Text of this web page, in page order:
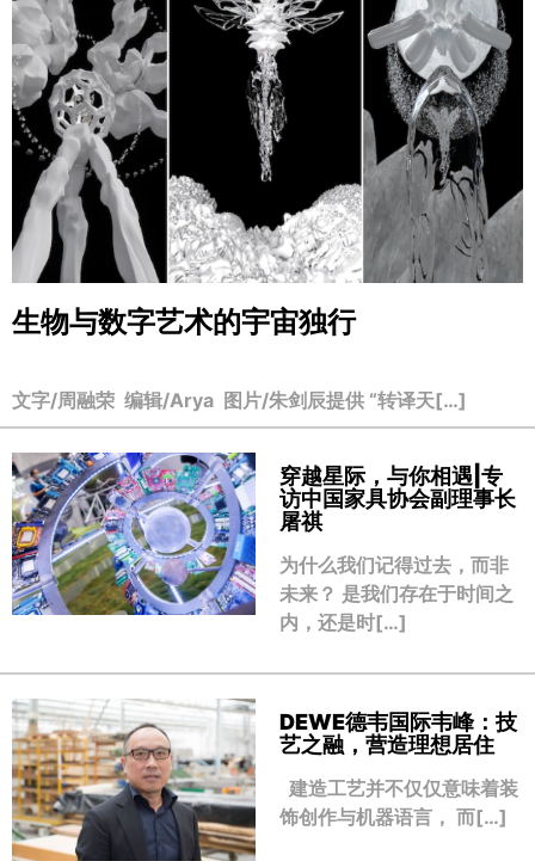
生物与数字艺术的宇宙独行
文字/周融荣 编辑/Arya 图片/朱剑辰提供 “转译天[…]
穿越星际，与你相遇|专
访中国家具协会副理事长
屠祺
为什么我们记得过去，而非
未来？ 是我们存在于时间之
内，还是时[…]
DEWE德韦国际韦峰：技
艺之融，营造理想居住
建造工艺并不仅仅意味着装
饰创作与机器语言， 而[…]